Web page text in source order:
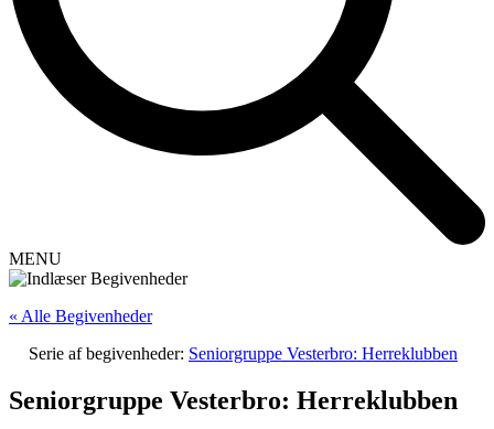
MENU
« Alle Begivenheder
Serie af begivenheder: Seniorgruppe Vesterbro: Herreklubben
Seniorgruppe Vesterbro: Herreklubben